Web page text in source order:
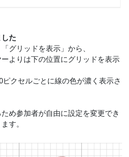
た
グリッドを表示」から、
よりは下の位置にグリッドを表示
クセルごとに線の色が濃く表示さ
め参加者が自由に設定を変更でき
す。